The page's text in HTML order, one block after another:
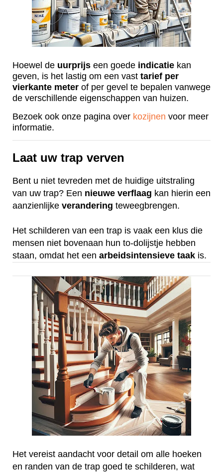
Hoewel de uurprijs een goede indicatie kan
geven, is het lastig om een vast tarief per
vierkante meter of per gevel te bepalen vanwege
de verschillende eigenschappen van huizen.
Bezoek ook onze pagina over kozijnen voor meer
informatie.
Laat uw trap verven
Bent u niet tevreden met de huidige uitstraling
van uw trap? Een nieuwe verflaag kan hierin een
aanzienlijke verandering teweegbrengen.
Het schilderen van een trap is vaak een klus die
mensen niet bovenaan hun to-dolijstje hebben
staan, omdat het een arbeidsintensieve taak is.
Het vereist aandacht voor detail om alle hoeken
en randen van de trap goed te schilderen, wat